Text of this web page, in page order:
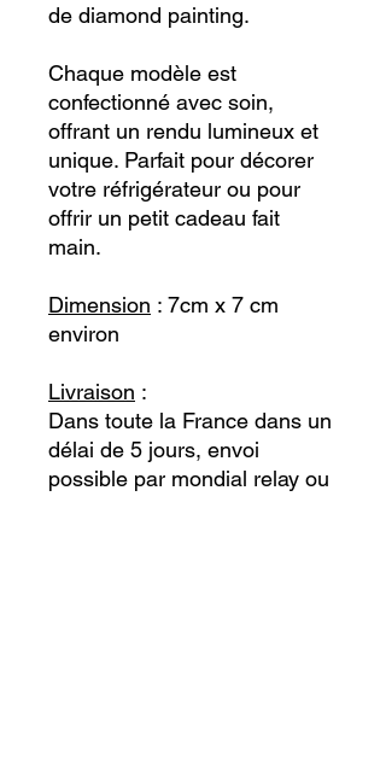
de diamond painting.
Chaque modèle est
confectionné avec soin,
offrant un rendu lumineux et
unique. Parfait pour décorer
votre réfrigérateur ou pour
offrir un petit cadeau fait
main.
Dimension : 7cm x 7 cm
environ
Livraison :
Dans toute la France dans un
délai de 5 jours, envoi
possible par mondial relay ou